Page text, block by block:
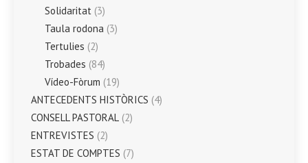
Solidaritat (3)
Taula rodona (3)
Tertulies (2)
Trobades (84)
Vídeo-Fòrum (19)
ANTECEDENTS HISTÒRICS (4)
CONSELL PASTORAL (2)
ENTREVISTES (2)
ESTAT DE COMPTES (7)